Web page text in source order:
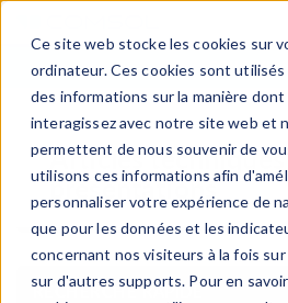
Ce site web stocke les cookies sur
ordinateur. Ces cookies sont
des informations sur la manière dont
interagissez avec notre site web et
permettent de nous souvenir de
utilisons ces informations afin
personnaliser votre expérience de
que pour les données et les
concernant nos visiteurs à la fois
sur d'autres supports. Pour en
Articles
présentations
RECHERCHE RAPIDE